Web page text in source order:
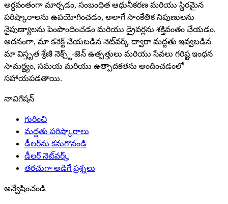
అర్థవంతంగా మార్చడం, సంబంధిత ఆధునీకరణ మరియు స్థిరమైన
పరిష్కారాలను ఉపయోగించడం, అలాగే సాంకేతిక నిపుణులను
నైపుణ్యాలను పెంపొందించడం మరియు డ్రైవర్లను శక్తివంతం చేయడం.
అదనంగా, మా కనెక్ట్ చేయబడిన నెట్‌వర్క్ ద్వారా మద్దతు ఇవ్వబడిన
మా విస్తృత శ్రేణి నెక్స్ట్-జెన్ ఉత్పత్తులు మరియు సేవలు గరిష్ట ఇంధన
సామర్థ్యం, సమయ మరియు ఉత్పాదకతను అందించడంలో
సహాయపడతాయి.
నావిగేషన్
గురించి
మద్దతు పరిష్కారాలు
డీలర్‌ను కనుగొనండి
డీలర్ నెట్‌వర్క్
తరచుగా అడిగే ప్రశ్నలు
అన్వేషించండి